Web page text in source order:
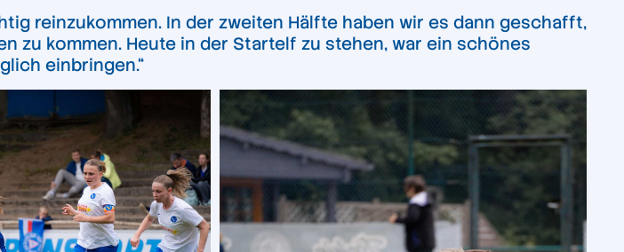
reinzukommen. In der zweiten Hälfte haben wir es dann geschafft,
zu kommen. Heute in der Startelf zu stehen, war ein schönes
einbringen.“